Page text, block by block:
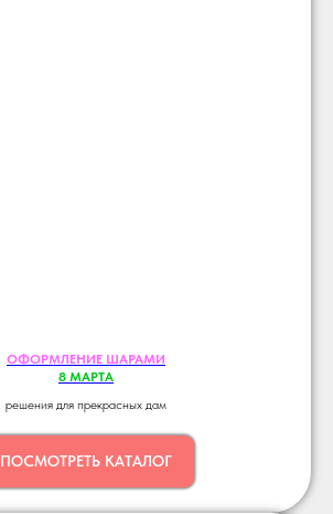
ОФОРМЛЕНИЕ ШАРАМИ
8 МАРТА
решения для прекрасных дам
ПОСМОТРЕТЬ КАТАЛОГ